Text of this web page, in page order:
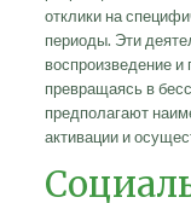
отклики на
периоды. Эти
воспроизведение и
превращаясь в
предполагают
активации и